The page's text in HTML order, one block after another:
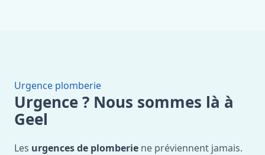
Urgence plomberie
Urgence ? Nous sommes là à
Geel
Les urgences de plomberie ne préviennent jamais.